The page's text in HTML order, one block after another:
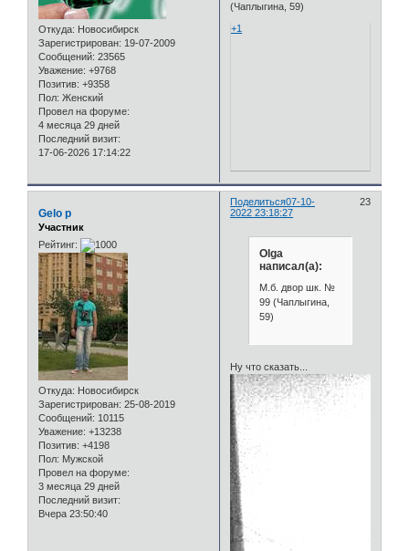
Откуда: Новосибирск
Зарегистрирован: 19-07-2009
Сообщений: 23565
Уважение: +9768
Позитив: +9358
Пол: Женский
Провел на форуме:
4 месяца 29 дней
Последний визит:
17-06-2026 17:14:22
(Чаплыгина, 59)
+1
Поделиться 23
07-10-
2022 23:18:27
Gelo p
Участник
Рейтинг:
Откуда: Новосибирск
Зарегистрирован: 25-08-2019
Сообщений: 10115
Уважение: +13238
Позитив: +4198
Пол: Мужской
Провел на форуме:
3 месяца 29 дней
Последний визит:
Вчера 23:50:40
Olga
написал(а):
М.б. двор шк. №
99 (Чаплыгина,
59)
Ну что сказать...